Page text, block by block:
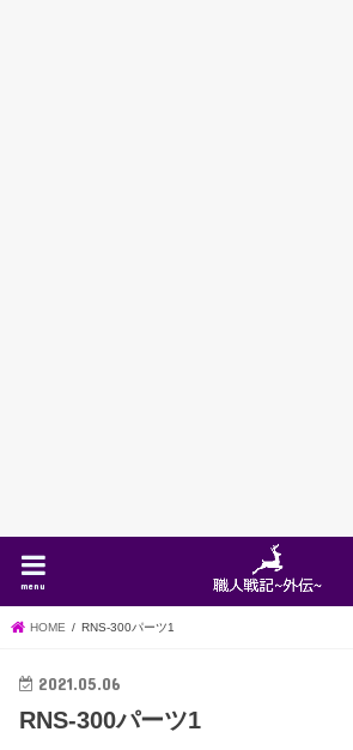
menu
HOME RNS-300パーツ1
2021.05.06
RNS-300パーツ1